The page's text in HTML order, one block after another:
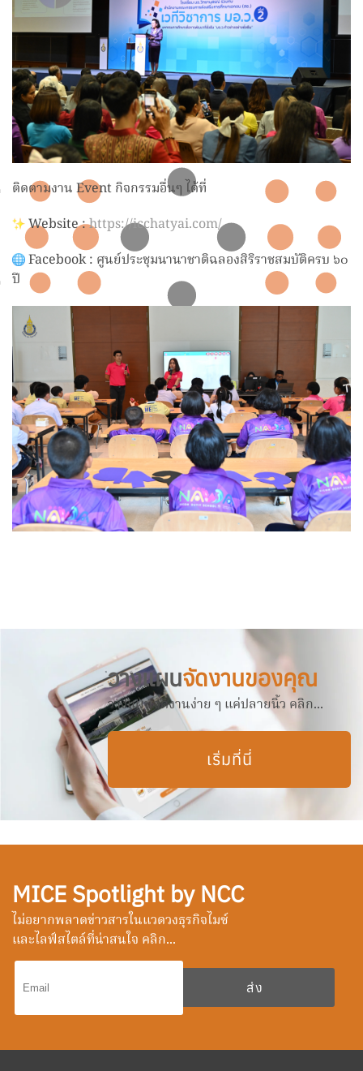
ติดตามงาน Event กิจกรรมอื่นๆ ได้ที่
Website :https://icchatyai.com/
Facebook : ศูนย์ประชุมนานาชาติฉลองสิริราชสมบัติครบ ๖๐
ปี
วางแผนจัดงานของคุณ
วางแผนจัดงานง่าย ๆ แค่ปลายนิ้ว คลิก...
เริ่มที่นี่
MICE Spotlight by NCC
ไม่อยากพลาดข่าวสารในแวดวงธุรกิจไมซ์
และไลฟ์สไตล์ที่น่าสนใจ คลิก...